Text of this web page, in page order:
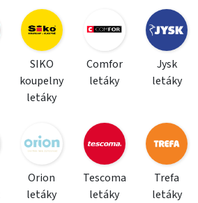
SIKO
koupelny
letáky
Comfor
letáky
Jysk
letáky
Orion
letáky
Tescoma
letáky
Trefa
letáky